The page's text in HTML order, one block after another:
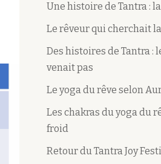
Une histoire de Tantra :
Le rêveur qui cherchait
Des histoires de Tantra :
venait pas
Le yoga du rêve selon
Les chakras du yoga du
froid
Retour du Tantra Joy